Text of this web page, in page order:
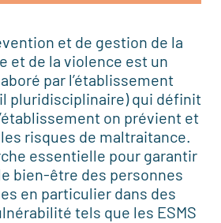
et de gestion de la
et de la violence est un
par l’établissement
pluridisciplinaire) qui définit
on prévient et
risques de maltraitance.
essentielle pour garantir
bien-être des personnes
en particulier dans des
tels que les ESMS